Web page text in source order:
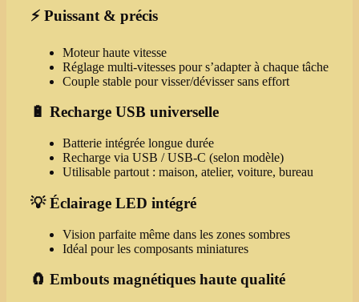
⚡ Puissant & précis
Moteur haute vitesse
Réglage multi‑vitesses pour s’adapter à chaque tâche
Couple stable pour visser/dévisser sans effort
🔋 Recharge USB universelle
Batterie intégrée longue durée
Recharge via USB / USB‑C (selon modèle)
Utilisable partout : maison, atelier, voiture, bureau
💡 Éclairage LED intégré
Vision parfaite même dans les zones sombres
Idéal pour les composants miniatures
🧲 Embouts magnétiques haute qualité